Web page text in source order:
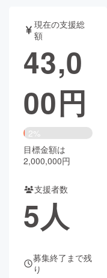
書籍・雑誌
チャレンジ
Creation
コミュニティ
現在の支援総
額
43,0
00円
2%
目標金額は
2,000,000円
支援者数
5人
募集終了まで残
り